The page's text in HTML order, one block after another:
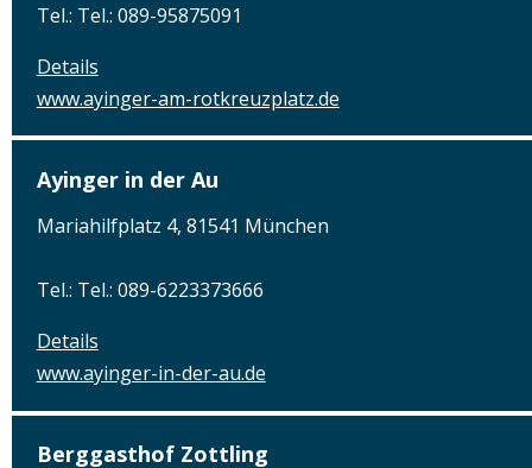
Tel.: Tel.: 089-95875091
Details
www.ayinger-am-rotkreuzplatz.de
Ayinger in der Au
Mariahilfplatz 4, 81541 München
Tel.: Tel.: 089-6223373666
Details
www.ayinger-in-der-au.de
Berggasthof Zottling